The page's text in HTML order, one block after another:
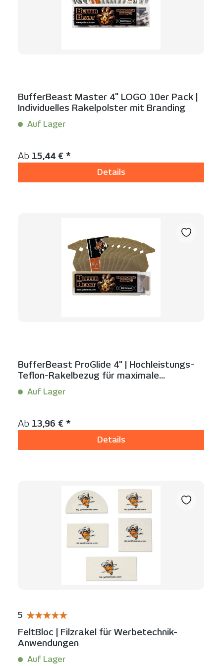
BufferBeast Master 4" LOGO 10er Pack |
Individuelles Rakelpolster mit Branding
Auf Lager
Regulärer Preis:
Ab 15,44 € *
Details
BufferBeast ProGlide 4" | Hochleistungs-
Teflon-Rakelbezug für maximale
Gleitfähigkeit
Auf Lager
Regulärer Preis:
Ab 13,96 € *
Details
5
Durchschnittliche Bewertung von 5 von 5 Sternen
FeltBloc | Filzrakel für Werbetechnik-
Anwendungen
Auf Lager